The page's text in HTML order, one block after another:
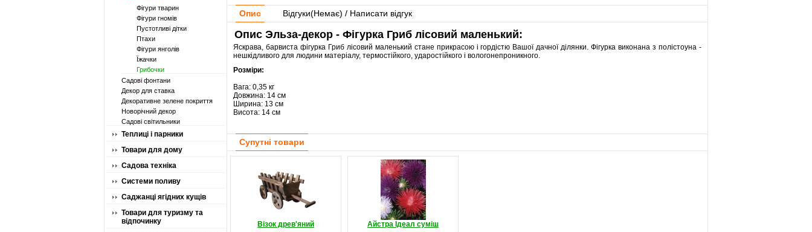
Фігури тварин
Фігури гномів
Пустотливі дітки
Птахи
Фігури янголів
Їжачки
Грибочки
Садові фонтани
Декор для ставка
Декоративне зелене покриття
Новорічний декор
Садові світильники
Теплиці і парники
Товари для дому
Садова техніка
Системи поливу
Саджанці ягідних кущів
Товари для туризму та
відпочинку
Опис Відгуки(Немає) / Написати відгук
Опис Эльза-декор - Фігурка Гриб лісовий маленький:
Яскрава, барвиста фігурка Гриб лісовий маленький стане прикрасою і гордістю Вашої дачної ділянки. Фігурка виконана з полістоуна -
нешкідливого для людини матеріалу, термостійкого, ударостійкого і вологонепроникного.
Розміри:
Вага: 0,35 кг
Довжина: 14 см
Ширина: 13 см
Висота: 14 см
Супутні товари
Візок древ'яний Айстра Ідеал суміш